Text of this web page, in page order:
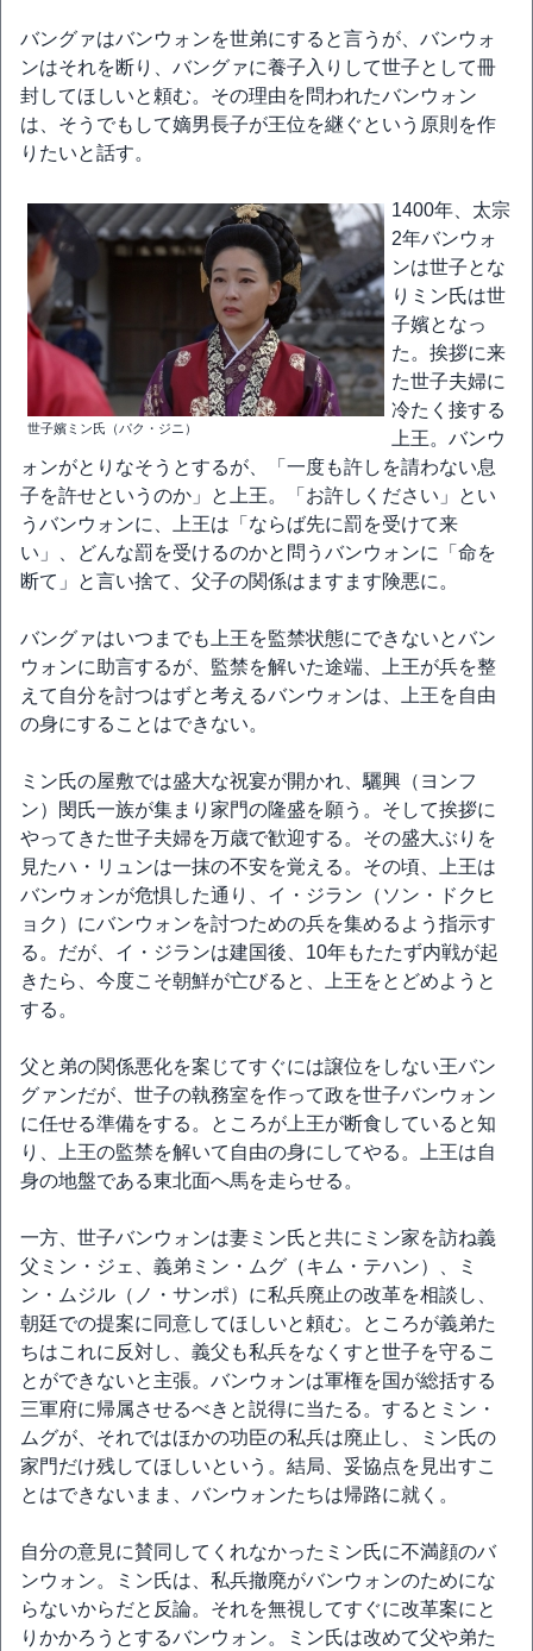
バングァはバンウォンを世弟にすると言うが、バンウォ
ンはそれを断り、バングァに養子入りして世子として冊
封してほしいと頼む。その理由を問われたバンウォン
は、そうでもして嫡男長子が王位を継ぐという原則を作
りたいと話す。
世子嬪ミン氏（パク・ジニ）
1400年、太宗
2年バンウォ
ンは世子とな
りミン氏は世
子嬪となっ
た。挨拶に来
た世子夫婦に
冷たく接する
上王。バンウ
ォンがとりなそうとするが、「一度も許しを請わない息
子を許せというのか」と上王。「お許しください」とい
うバンウォンに、上王は「ならば先に罰を受けて来
い」、どんな罰を受けるのかと問うバンウォンに「命を
断て」と言い捨て、父子の関係はますます険悪に。
バングァはいつまでも上王を監禁状態にできないとバン
ウォンに助言するが、監禁を解いた途端、上王が兵を整
えて自分を討つはずと考えるバンウォンは、上王を自由
の身にすることはできない。
ミン氏の屋敷では盛大な祝宴が開かれ、驪興（ヨンフ
ン）閔氏一族が集まり家門の隆盛を願う。そして挨拶に
やってきた世子夫婦を万歳で歓迎する。その盛大ぶりを
見たハ・リュンは一抹の不安を覚える。その頃、上王は
バンウォンが危惧した通り、イ・ジラン（ソン・ドクヒ
ョク）にバンウォンを討つための兵を集めるよう指示す
る。だが、イ・ジランは建国後、10年もたたず内戦が起
きたら、今度こそ朝鮮が亡びると、上王をとどめようと
する。
父と弟の関係悪化を案じてすぐには譲位をしない王バン
グァンだが、世子の執務室を作って政を世子バンウォン
に任せる準備をする。ところが上王が断食していると知
り、上王の監禁を解いて自由の身にしてやる。上王は自
身の地盤である東北面へ馬を走らせる。
一方、世子バンウォンは妻ミン氏と共にミン家を訪ね義
父ミン・ジェ、義弟ミン・ムグ（キム・テハン）、ミ
ン・ムジル（ノ・サンポ）に私兵廃止の改革を相談し、
朝廷での提案に同意してほしいと頼む。ところが義弟た
ちはこれに反対し、義父も私兵をなくすと世子を守るこ
とができないと主張。バンウォンは軍権を国が総括する
三軍府に帰属させるべきと説得に当たる。するとミン・
ムグが、それではほかの功臣の私兵は廃止し、ミン氏の
家門だけ残してほしいという。結局、妥協点を見出すこ
とはできないまま、バンウォンたちは帰路に就く。
自分の意見に賛同してくれなかったミン氏に不満顔のバ
ンウォン。ミン氏は、私兵撤廃がバンウォンのためにな
らないからだと反論。それを無視してすぐに改革案にと
りかかろうとするバンウォン。ミン氏は改めて父や弟た